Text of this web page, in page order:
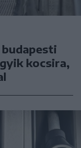
kocsira,